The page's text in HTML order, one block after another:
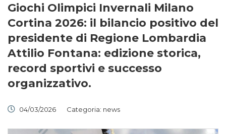
Giochi Olimpici Invernali Milano
Cortina 2026: il bilancio positivo del
presidente di Regione Lombardia
Attilio Fontana: edizione storica,
record sportivi e successo
organizzativo.
04/03/2026 Categoria: news